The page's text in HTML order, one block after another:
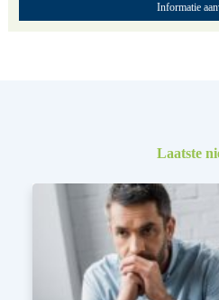
Informatie
Laatste